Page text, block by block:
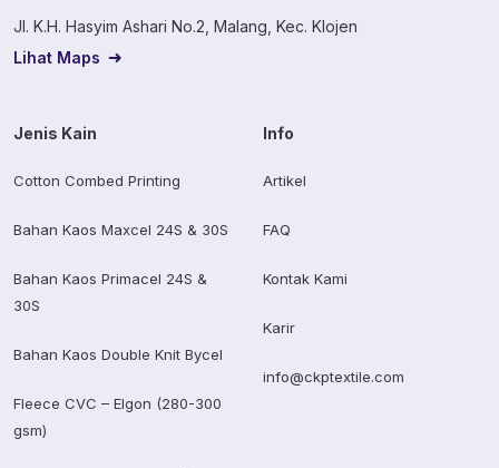
Jl. K.H. Hasyim Ashari No.2, Malang, Kec. Klojen
Lihat Maps
Jenis Kain
Cotton Combed Printing
Bahan Kaos Maxcel 24S & 30S
Bahan Kaos Primacel 24S &
30S
Bahan Kaos Double Knit Bycel
Fleece CVC – Elgon (280-300
gsm)
Info
Artikel
FAQ
Kontak Kami
Karir
info@ckptextile.com